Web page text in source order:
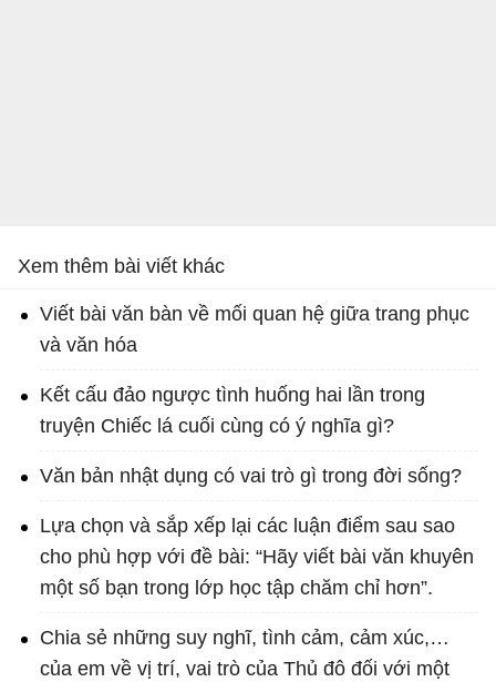
Xem thêm bài viết khác
Viết bài văn bàn về mối quan hệ giữa trang phục
và văn hóa
Kết cấu đảo ngược tình huống hai lần trong
truyện Chiếc lá cuối cùng có ý nghĩa gì?
Văn bản nhật dụng có vai trò gì trong đời sống?
Lựa chọn và sắp xếp lại các luận điểm sau sao
cho phù hợp với đề bài: “Hãy viết bài văn khuyên
một số bạn trong lớp học tập chăm chỉ hơn”.
Chia sẻ những suy nghĩ, tình cảm, cảm xúc,…
của em về vị trí, vai trò của Thủ đô đối với một